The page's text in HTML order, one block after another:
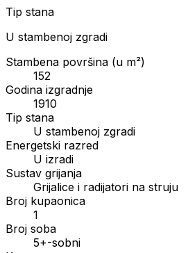
Tip stana
U stambenoj zgradi
Stambena površina (u m²)
152
Godina izgradnje
1910
Tip stana
U stambenoj zgradi
Energetski razred
U izradi
Sustav grijanja
Grijalice i radijatori na struju
Broj kupaonica
1
Broj soba
5+-sobni